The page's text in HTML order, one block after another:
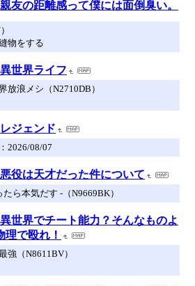
親友の距離感って僕には面倒臭い。
物をする
異世界ライフ
放浪メシ（N2710DB）
レジェンド
2026/08/07
悪役は天才だった件について
ら本気だす -（N9669BK）
異世界でチート能力？そんなものよ
理で殴れ！
強（N8611BV）